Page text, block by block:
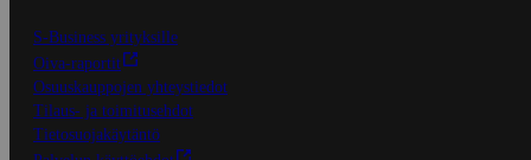
S-Business yrityksille
Oiva-raportit
Osuuskauppojen yhteystiedot
Tilaus- ja toimitusehdot
Tietosuojakäytäntö